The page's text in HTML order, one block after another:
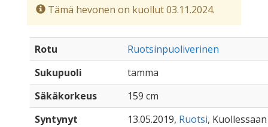
Tämä hevonen on kuollut 03.11.2024.
Rotu
Ruotsinpuoliverinen
Sukupuoli
tamma
Säkäkorkeus
159 cm
Syntynyt
13.05.2019, Ruotsi,